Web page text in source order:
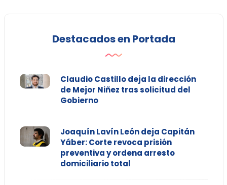
Destacados en Portada
Claudio Castillo deja la dirección
de Mejor Niñez tras solicitud del
Gobierno
Joaquín Lavín León deja Capitán
Yáber: Corte revoca prisión
preventiva y ordena arresto
domiciliario total